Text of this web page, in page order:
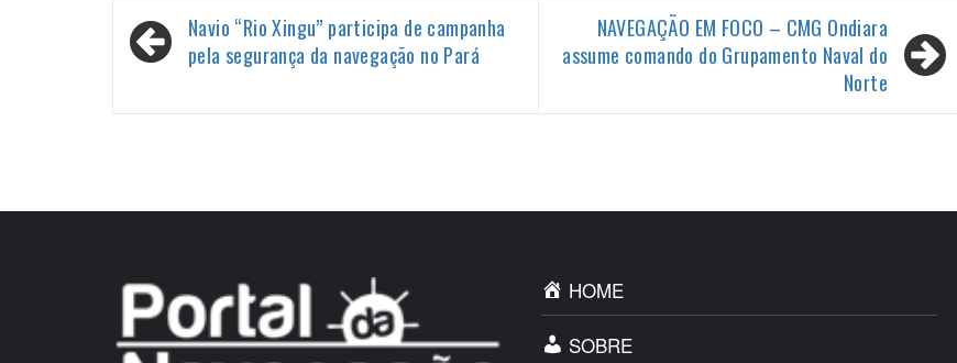
Navegação
de
Navio “Rio Xingu” participa de campanha
pela segurança da navegação no Pará
NAVEGAÇÃO EM FOCO – CMG Ondiara
assume comando do Grupamento Naval do
Norte
HOME
SOBRE